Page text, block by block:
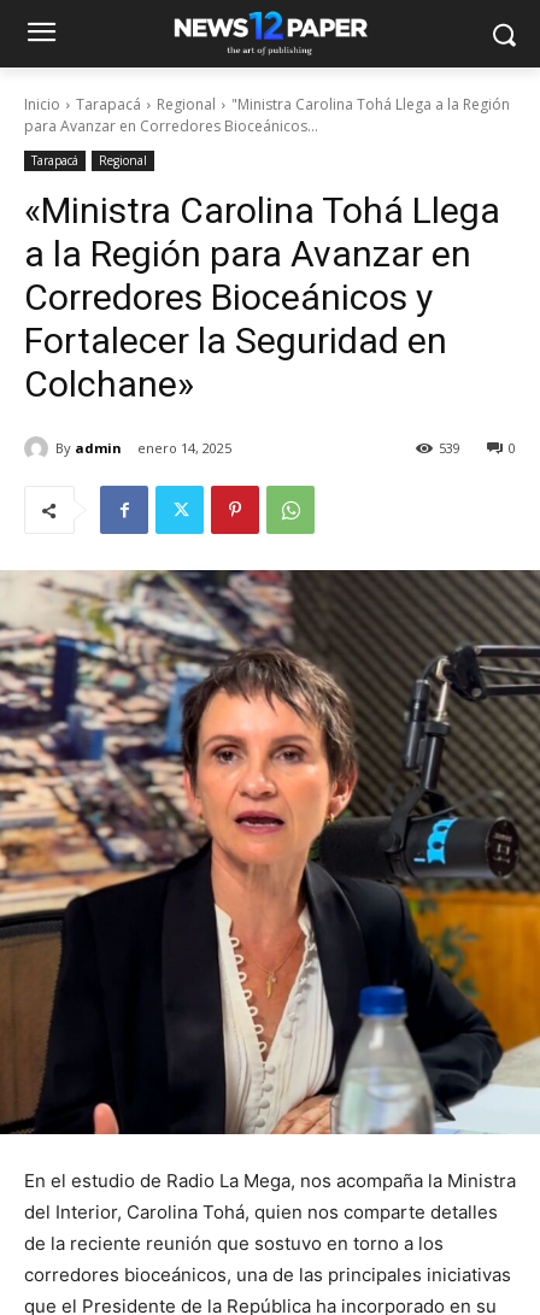
Inicio Tarapacá Regional
"Ministra Carolina Tohá Llega a la Región
para Avanzar en Corredores Bioceánicos...
Tarapacá Regional
«Ministra Carolina Tohá Llega
a la Región para Avanzar en
Corredores Bioceánicos y
Fortalecer la Seguridad en
Colchane»
By admin enero 14, 2025 0
539
En el estudio de Radio La Mega, nos acompaña la Ministra
del Interior, Carolina Tohá, quien nos comparte detalles
de la reciente reunión que sostuvo en torno a los
corredores bioceánicos, una de las principales iniciativas
que el Presidente de la República ha incorporado en su